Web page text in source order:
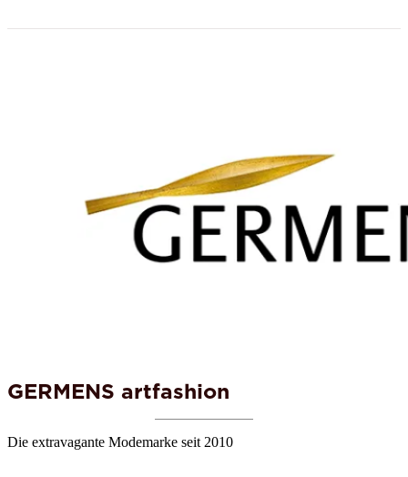
GERMENS artfashion
Die extravagante Modemarke seit 2010